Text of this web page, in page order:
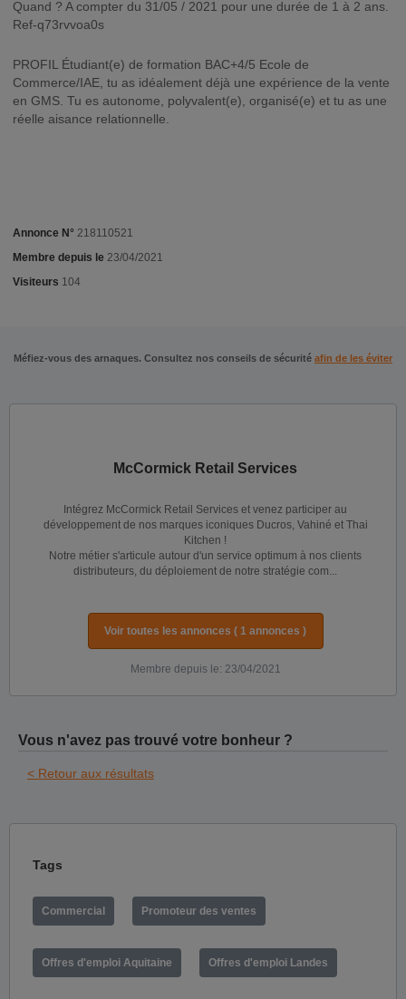
Quand ? A compter du 31/05 / 2021 pour une durée de 1 à 2 ans.
Ref-q73rvvoa0s
PROFIL Étudiant(e) de formation BAC+4/5 Ecole de
Commerce/IAE, tu as idéalement déjà une expérience de la vente
en GMS. Tu es autonome, polyvalent(e), organisé(e) et tu as une
réelle aisance relationnelle.
Annonce N° 218110521
Membre depuis le 23/04/2021
Visiteurs 104
Méfiez-vous des arnaques. Consultez nos conseils de sécurité afin de les éviter
McCormick Retail Services
Intégrez McCormick Retail Services et venez participer au
développement de nos marques iconiques Ducros, Vahiné et Thai
Kitchen !
Notre métier s'articule autour d'un service optimum à nos clients
distributeurs, du déploiement de notre stratégie com...
Voir toutes les annonces ( 1 annonces )
Membre depuis le: 23/04/2021
Vous n'avez pas trouvé votre bonheur ?
< Retour aux résultats
Tags
Commercial Promoteur des ventes
Offres d'emploi Aquitaine Offres d'emploi Landes